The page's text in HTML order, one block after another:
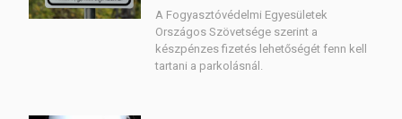
A Fogyasztóvédelmi Egyesületek
Országos Szövetsége szerint a
készpénzes fizetés lehetőségét fenn kell
tartani a parkolásnál.